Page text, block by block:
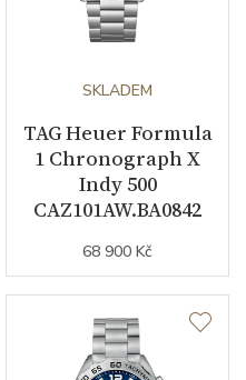
SKLADEM
TAG Heuer Formula
1 Chronograph X
Indy 500
CAZ101AW.BA0842
68 900 Kč